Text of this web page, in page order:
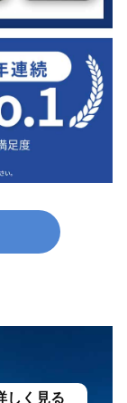
しく見る